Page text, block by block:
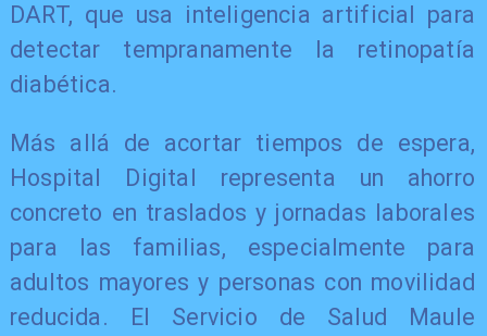
DART, que usa inteligencia artificial para
detectar tempranamente la retinopatía
diabética.
Más allá de acortar tiempos de espera,
Hospital Digital representa un ahorro
concreto en traslados y jornadas laborales
para las familias, especialmente para
adultos mayores y personas con movilidad
reducida. El Servicio de Salud Maule